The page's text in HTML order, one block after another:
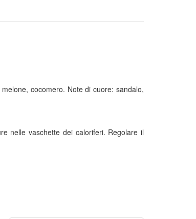
cocomero. Note di cuore: sandalo,
nelle vaschette dei caloriferi. Regolare il